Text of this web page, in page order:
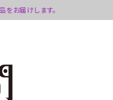
お届けします。